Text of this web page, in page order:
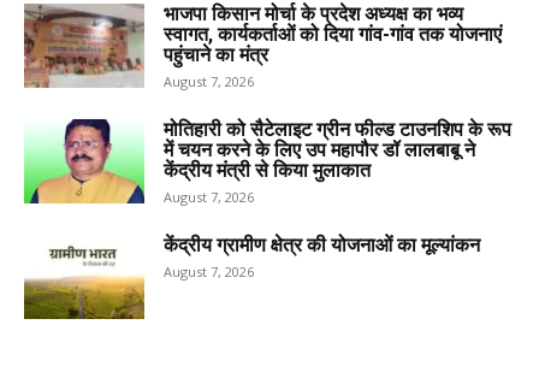
भाजपा किसान मोर्चा के प्रदेश अध्यक्ष का भव्य
स्वागत, कार्यकर्ताओं को दिया गांव-गांव तक योजनाएं
पहुंचाने का मंत्र
August 7, 2026
मोतिहारी को सैटेलाइट ग्रीन फील्ड टाउनशिप के रूप
में चयन करने के लिए उप महापौर डॉ लालबाबू ने
केंद्रीय मंत्री से किया मुलाकात
August 7, 2026
केंद्रीय ग्रामीण क्षेत्र की योजनाओं का मूल्यांकन
August 7, 2026